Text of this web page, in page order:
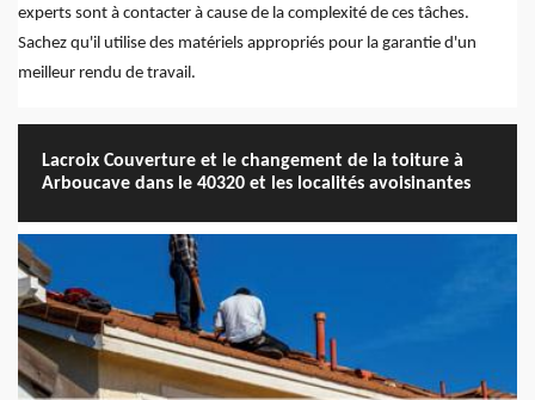
experts sont à contacter à cause de la complexité de ces tâches.
Sachez qu'il utilise des matériels appropriés pour la garantie d'un
meilleur rendu de travail.
Lacroix Couverture et le changement de la toiture à
Arboucave dans le 40320 et les localités avoisinantes